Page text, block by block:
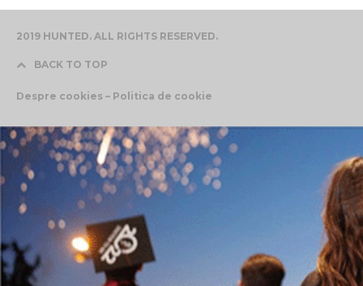
2019 HUNTED. ALL RIGHTS RESERVED.
BACK TO TOP
Despre cookies – Politica de cookie